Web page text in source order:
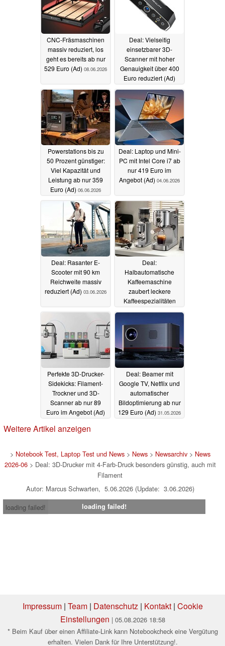
CNC-Fräsmaschinen
massiv reduziert, los
geht es bereits ab nur
529 Euro (Ad) 08.06.2026
Deal: Vielseitig
einsetzbarer 3D-
Scanner mit hoher
Genauigkeit über 400
Euro reduziert (Ad)
07.06.2026
Powerstations bis zu
50 Prozent günstiger:
Viel Kapazität und
Leistung ab nur 359
Euro (Ad) 06.06.2026
Deal: Laptop und Mini-
PC mit Intel Core i7 ab
nur 419 Euro im
Angebot (Ad) 04.06.2026
Deal: Rasanter E-
Scooter mit 90 km
Reichweite massiv
reduziert (Ad) 03.06.2026
Deal:
Halbautomatische
Kaffeemaschine
zaubert leckere
Kaffeespezialitäten
(Ad)
02.06.2026
Perfekte 3D-Drucker-
Sidekicks: Filament-
Trockner und 3D-
Scanner ab nur 89
Euro im Angebot (Ad)
Deal: Beamer mit
Google TV, Netflix und
automatischer
Bildoptimierung ab nur
129 Euro (Ad) 31.05.2026
Weitere Artikel anzeigen
> Notebook Test, Laptop Test und News> News> Newsarchiv> News
2026-06> Deal: 3D-Drucker mit 4-Farb-Druck besonders günstig, auch mit
Filament
Autor: Marcus Schwarten, 5.06.2026 (Update: 3.06.2026)
loading failed!
loading failed!
Impressum| Team| Datenschutz| Kontakt| Cookie
Einstellungen | 05.08.2026 18:58
* Beim Kauf über einen Affiliate-Link kann Notebookcheck eine Vergütung
erhalten. Vielen Dank für Ihre Unterstützung!.